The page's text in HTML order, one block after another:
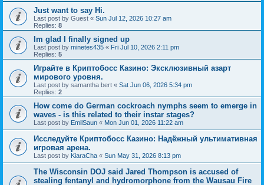
Just want to say Hi.
Last post by Guest « Sun Jul 12, 2026 10:27 am
Replies: 8
Im glad I finally signed up
Last post by minetes435 « Fri Jul 10, 2026 2:11 pm
Replies: 5
Играйте в Криптобосс Казино: Эксклюзивный азарт
мирового уровня.
Last post by samantha bert « Sat Jun 06, 2026 5:34 pm
Replies: 2
How come do German cockroach nymphs seem to emerge in
waves - is this related to their instar stages?
Last post by EmilSaun « Mon Jun 01, 2026 11:22 am
Исследуйте Криптобосс Казино: Надёжный ультимативная
игровая арена.
Last post by KiaraCha « Sun May 31, 2026 8:13 pm
The Wisconsin DOJ said Jared Thompson is accused of
stealing fentanyl and hydromorphone from the Wausau Fire